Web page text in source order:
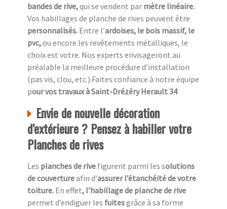
bandes de rive,qui se vendent par mètre linéaire.
Vos habillages de planche de rives peuvent être
personnalisés. Entre l’ardoises, le bois massif, le
pvc,ou encore les revêtements métalliques, le
choix est votre. Nos experts envisageront au
préalable la meilleure procédure d’installation
(pas vis, clou, etc.).Faites confiance à notre équipe
pour vos travaux à Saint-Drézéry Herault 34
Envie de nouvelle décoration
d’extérieure ? Pensez à habiller votre
Planches de rives
Les planches de rive figurent parmi les solutions
de couvertureafin d’assurer l’étanchéité de votre
toiture. En effet, l’habillage de planche de rive
permet d’endiguer les fuitesgrâce à sa forme